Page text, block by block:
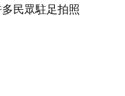
民眾駐足拍照